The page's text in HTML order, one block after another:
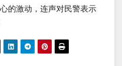
的激动，连声对民警表示